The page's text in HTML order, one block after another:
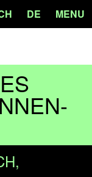
DE MENU